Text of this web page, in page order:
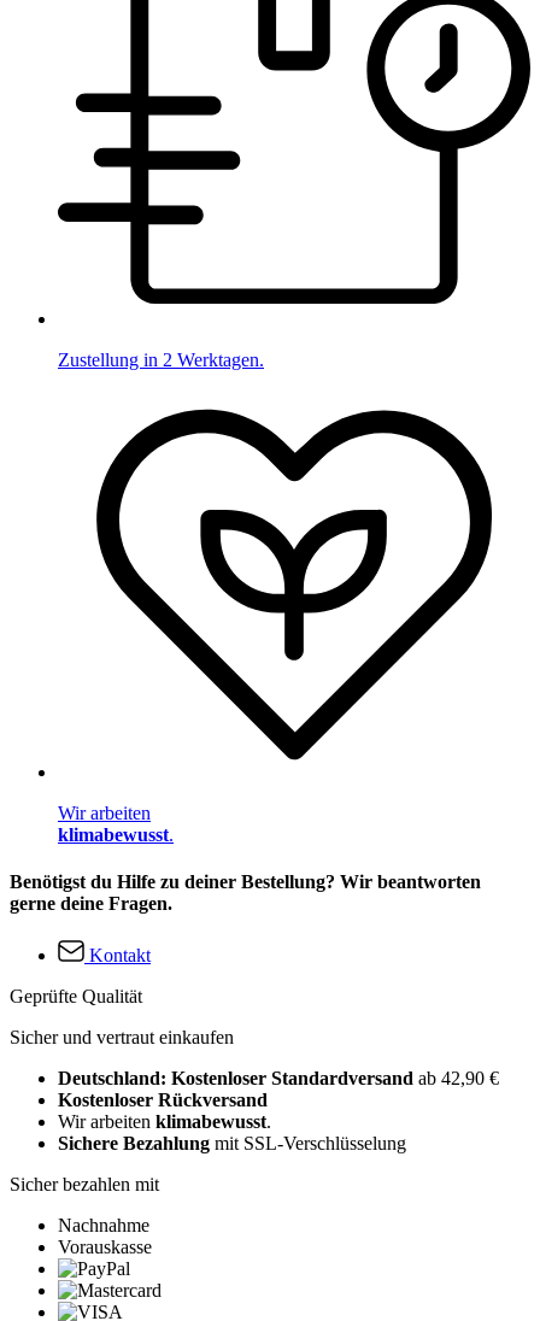
Zustellung in 2 Werktagen.
Wir arbeiten
klimabewusst.
Benötigst du Hilfe zu deiner Bestellung? Wir beantworten
gerne deine Fragen.
Kontakt
Geprüfte Qualität
Sicher und vertraut einkaufen
Deutschland: Kostenloser Standardversand ab 42,90 €
Kostenloser Rückversand
Wir arbeiten klimabewusst.
Sichere Bezahlung mit SSL-Verschlüsselung
Sicher bezahlen mit
Nachnahme
Vorauskasse